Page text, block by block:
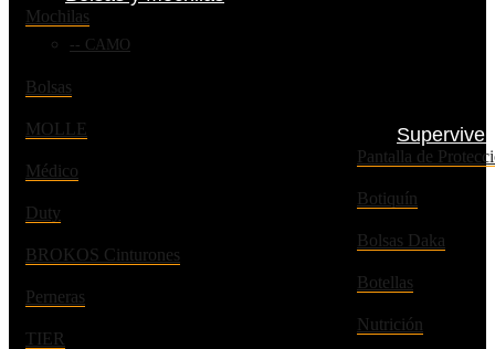
Mochilas
CAMO
Bolsas
MOLLE
Médico
Duty
BROKOS Cinturones
Perneras
TIER
Pantalla de
Botiquín
Bolsas Daka
Botellas
Nutrición